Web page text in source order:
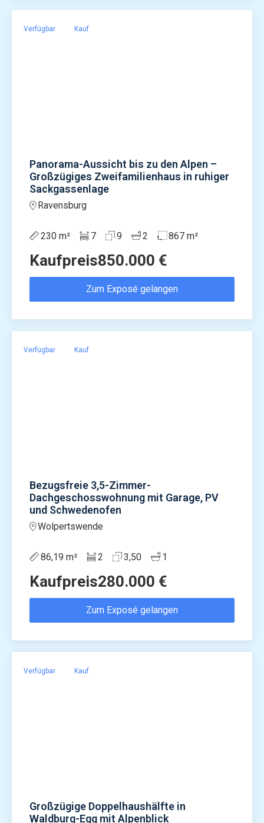
Verfügbar Kauf
Panorama-Aussicht bis zu den Alpen –
Großzügiges Zweifamilienhaus in ruhiger
Sackgassenlage
Ravensburg
230 m² 7 9 2 867 m²
Kaufpreis850.000 €
Zum Exposé gelangen
Verfügbar Kauf
Bezugsfreie 3,5-Zimmer-
Dachgeschosswohnung mit Garage, PV
und Schwedenofen
Wolpertswende
86,19 m² 2 3,50 1
Kaufpreis280.000 €
Zum Exposé gelangen
Verfügbar Kauf
Großzügige Doppelhaushälfte in
Waldburg-Egg mit Alpenblick